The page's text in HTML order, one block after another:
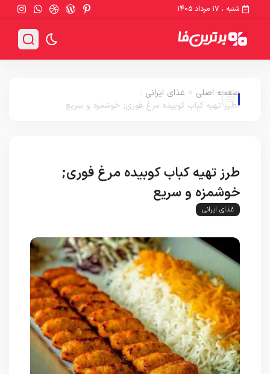
شنبه ، ۱۷ مرداد ۱۴۰۵
صفحه اصلی > غذای ایرانی
طرز تهیه کباب کوبیده مرغ فوری; خوشمزه و سریع
طرز تهیه کباب کوبیده مرغ فوری;
خوشمزه و سریع
غذای ایرانی